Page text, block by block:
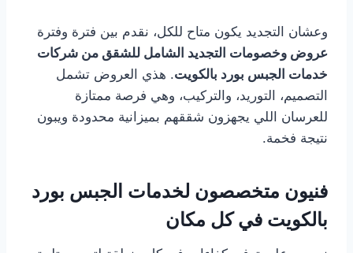
وعشان التجديد يكون متاح للكل، نقدم بين فترة وفترة
عروض وخصومات التجديد الشامل للشقق من شركات
خدمات الجبس بورد بالكويت. هذي العروض تشمل
التصميم، التوريد، والتركيب، وهي فرصة ممتازة
للعرسان اللي يجهزون شققهم بميزانية محدودة ويبون
نتيجة فخمة.
فنيون متخصصون لخدمات الجبس بورد
بالكويت في كل مكان